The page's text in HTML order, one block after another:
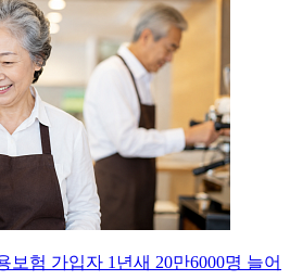
보험 가입자 1년새 20만6000명 늘어